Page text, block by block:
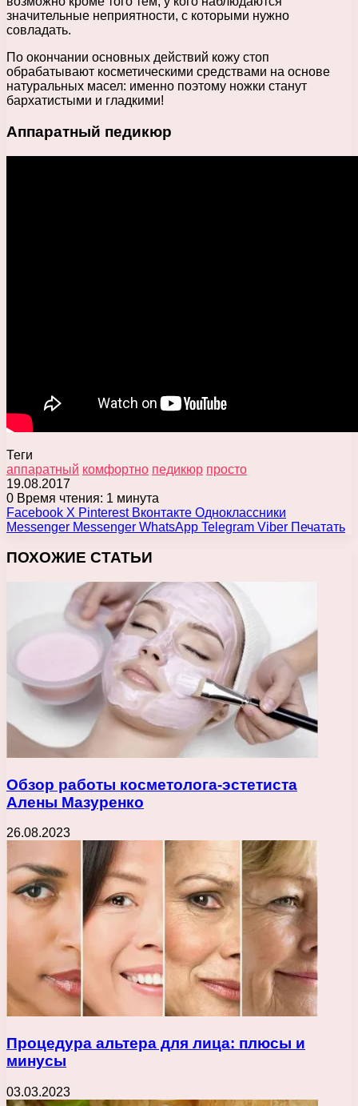
значительные неприятности, с которыми нужно
совладать.
По окончании основных действий кожу стоп
обрабатывают косметическими средствами на основе
натуральных масел: именно поэтому ножки станут
бархатистыми и гладкими!
Аппаратный педикюр
Теги
аппаратный комфортно педикюр просто
19.08.2017
0 Время чтения: 1 минута
Facebook X Pinterest Вконтакте Одноклассники
Messenger Messenger WhatsApp Telegram Viber Печатать
ПОХОЖИЕ СТАТЬИ
Обзор работы косметолога-эстетиста
Алены Мазуренко
26.08.2023
Процедура альтера для лица: плюсы и
минусы
03.03.2023